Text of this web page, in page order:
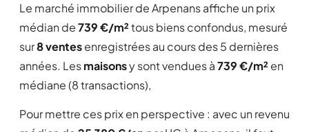
Le marché immobilier de Arpenans affiche un prix
médian de739 €/m²tous biens confondus, mesuré
sur8 ventesenregistrées au cours des 5 dernières
années. Lesmaisonsy sont vendues à739 €/m² en
médiane (8 transactions),
Pour mettre ces prix en perspective : avec un revenu